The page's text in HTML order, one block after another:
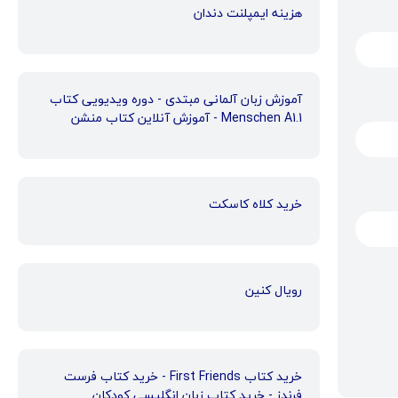
هزینه ایمپلنت دندان
آموزش زبان آلمانی مبتدی - دوره ویدیویی کتاب
Menschen A1.1 - آموزش آنلاین کتاب منشن
خرید کلاه کاسکت
رویال کنین
خرید کتاب First Friends - خرید کتاب فرست